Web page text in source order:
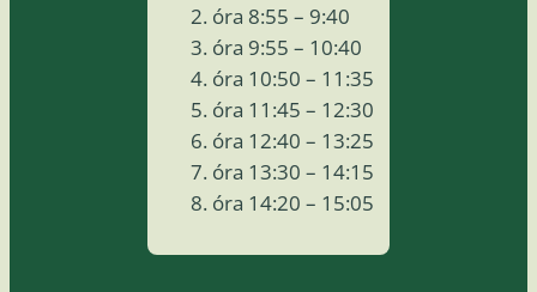
óra 8:55 – 9:40
óra 9:55 – 10:40
óra 10:50 – 11:35
óra 11:45 – 12:30
óra 12:40 – 13:25
óra 13:30 – 14:15
óra 14:20 – 15:05